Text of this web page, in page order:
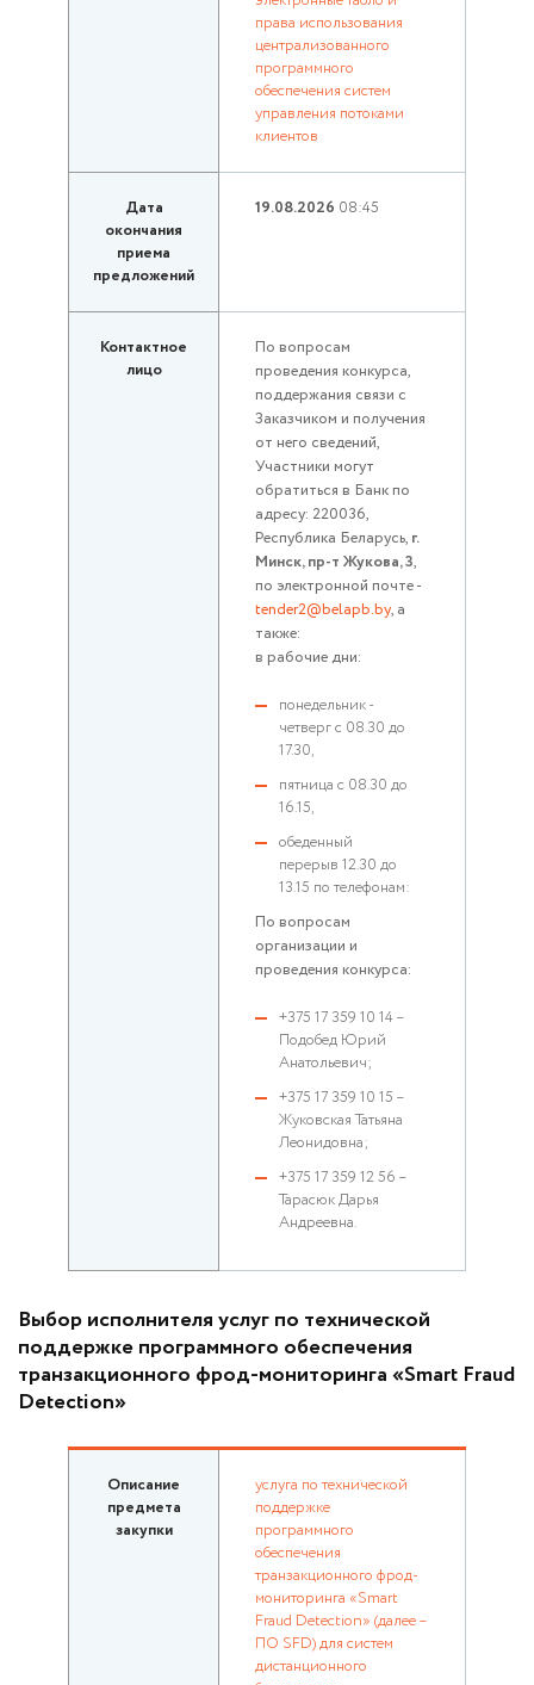
права использования
централизованного
программного
обеспечения систем
управления потоками
клиентов
Дата
окончания
приема
предложений
19.08.2026 08:45
Контактное
лицо
По вопросам
проведения конкурса,
поддержания связи с
Заказчиком и получения
от него сведений,
Участники могут
обратиться в Банк по
адресу: 220036,
Республика Беларусь, г.
Минск, пр-т Жукова, 3,
по электронной почте -
tender2@belapb.by, а
также:
в рабочие дни:
понедельник -
четверг с 08.30 до
17.30,
пятница с 08.30 до
16.15,
обеденный
перерыв 12.30 до
13.15 по телефонам:
По вопросам
организации и
проведения конкурса:
+375 17 359 10 14 –
Подобед Юрий
Анатольевич;
+375 17 359 10 15 –
Жуковская Татьяна
Леонидовна;
+375 17 359 12 56 –
Тарасюк Дарья
Андреевна.
Выбор исполнителя услуг по технической
поддержке программного обеспечения
транзакционного фрод-мониторинга «Smart Fraud
Detection»
Описание
предмета
закупки
услуга по технической
поддержке
программного
обеспечения
транзакционного фрод-
мониторинга «Smart
Fraud Detection» (далее –
ПО SFD) для систем
дистанционного